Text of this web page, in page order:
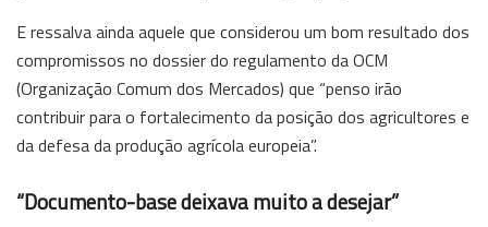
E ressalva ainda aquele que considerou um bom resultado dos
compromissos no dossier do regulamento da OCM
(Organização Comum dos Mercados) que “penso irão
contribuir para o fortalecimento da posição dos agricultores e
da defesa da produção agrícola europeia”.
“Documento-base deixava muito a desejar”